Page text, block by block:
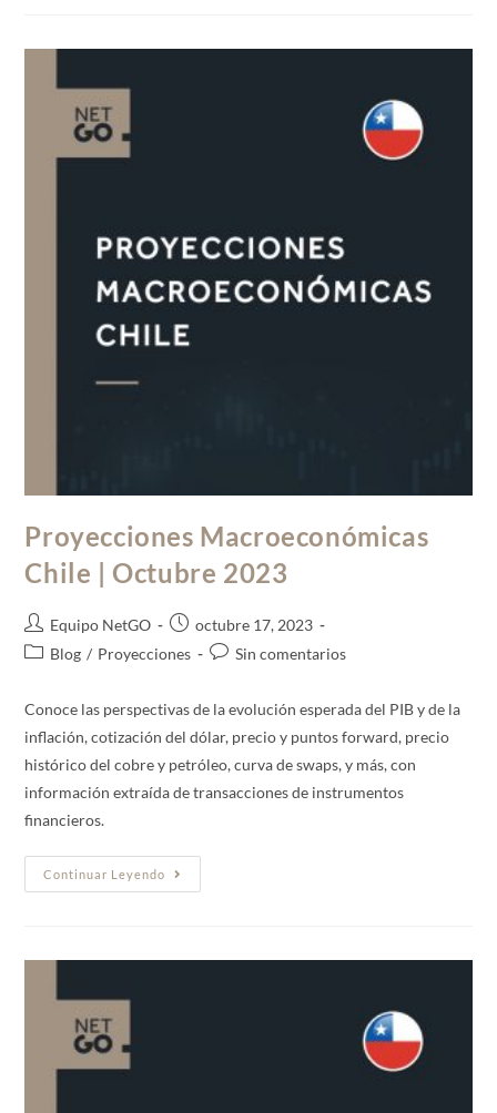
Proyecciones Macroeconómicas
Chile | Octubre 2023
Equipo NetGO
octubre 17, 2023
Blog / Proyecciones Sin comentarios
Conoce las perspectivas de la evolución esperada del PIB y de la
inflación, cotización del dólar, precio y puntos forward, precio
histórico del cobre y petróleo, curva de swaps, y más, con
información extraída de transacciones de instrumentos
financieros.
Continuar Leyendo